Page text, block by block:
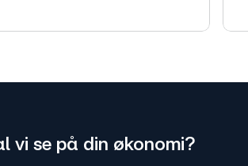
vi se på din økonomi?